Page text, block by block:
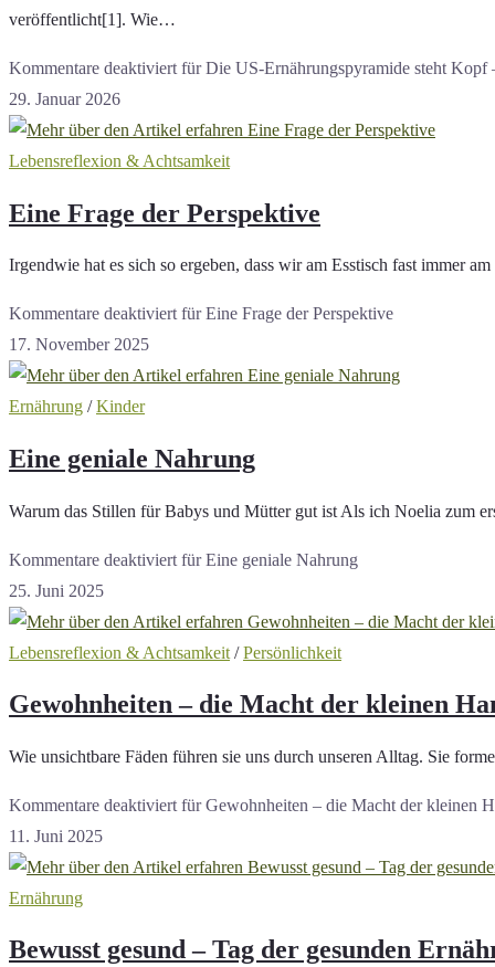
veröffentlicht[1]. Wie…
Kommentare deaktiviert für Die US-Ernährungspyramide steht Kopf
29. Januar 2026
Lebensreflexion & Achtsamkeit
Eine Frage der Perspektive
Irgendwie hat es sich so ergeben, dass wir am Esstisch fast immer
Kommentare deaktiviert für Eine Frage der Perspektive
17. November 2025
Ernährung /Kinder
Eine geniale Nahrung
Warum das Stillen für Babys und Mütter gut ist Als ich Noelia zum
Kommentare deaktiviert für Eine geniale Nahrung
25. Juni 2025
Lebensreflexion & Achtsamkeit /Persönlichkeit
Gewohnheiten – die Macht der kleinen
Wie unsichtbare Fäden führen sie uns durch unseren Alltag. Sie
Kommentare deaktiviert für Gewohnheiten – die Macht der kleinen
11. Juni 2025
Ernährung
Bewusst gesund – Tag der gesunden